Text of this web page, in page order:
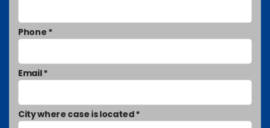
Phone *
Email *
City where case is located *